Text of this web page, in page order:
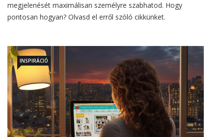
megjelenését maximálisan személyre szabhatod. Hogy
pontosan hogyan? Olvasd el erről szóló cikkünket.
INSPIRÁCIÓ